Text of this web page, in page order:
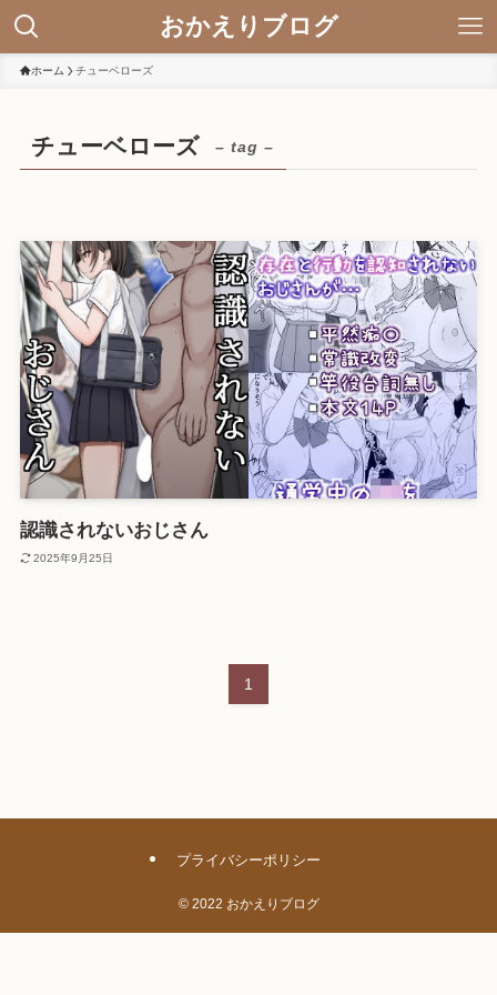
おかえりブログ
ホーム チューベローズ
チューベローズ – tag –
認識されないおじさん
2025年9月25日
1
プライバシーポリシー
©2022 おかえりブログ